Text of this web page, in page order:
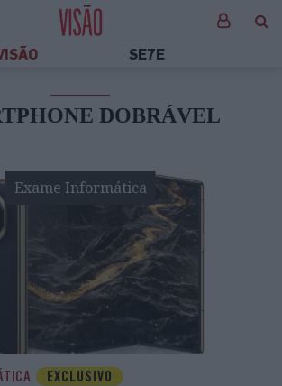
SE7E
DOBRÁVEL
Exame Informática
EXCLUSIVO